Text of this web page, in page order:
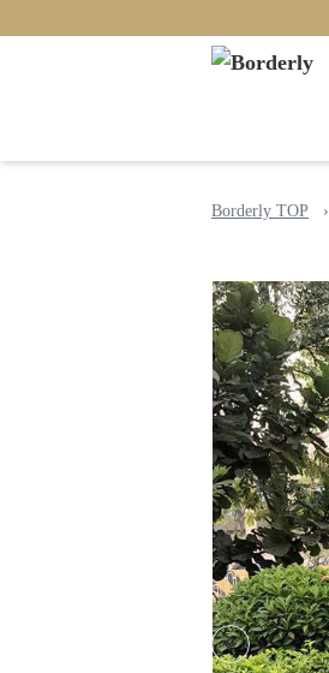
Borderly TOP ›
Previous slide